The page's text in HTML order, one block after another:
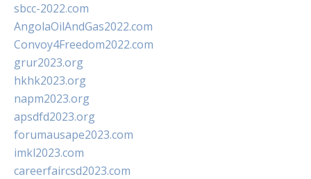
sbcc-2022.com
AngolaOilAndGas2022.com
Convoy4Freedom2022.com
grur2023.org
hkhk2023.org
napm2023.org
apsdfd2023.org
forumausape2023.com
imkl2023.com
careerfaircsd2023.com